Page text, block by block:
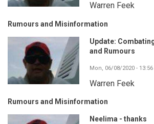
Warren Feek
Rumours and Misinformation
Update:
and Rumours
Mon, 06/08/2020 - 13:56
Warren Feek
Rumours and Misinformation
Neelima - thanks